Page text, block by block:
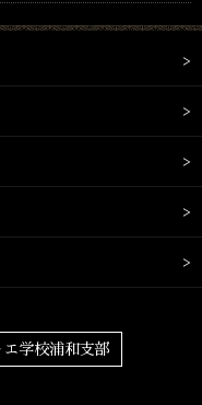
学校浦和支部